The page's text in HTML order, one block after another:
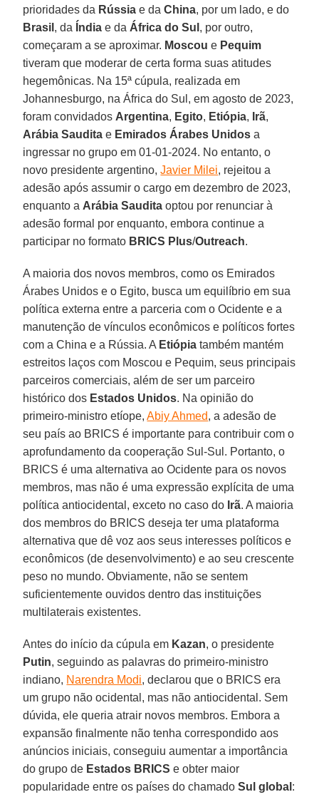
prioridades da Rússia e daChina, por um lado, e do
Brasil , da Índia e da África do Sul , por outro,
começaram a se aproximar. Moscou e Pequim
tiveram que moderar de certa forma suas atitudes
hegemônicas. Na 15ª cúpula, realizada em
Johannesburgo, na África do Sul, em agosto de 2023,
foram convidados Argentina, Egito, Etiópia, Irã,
Arábia Saudita e Emirados Árabes Unidos a
ingressar no grupo em 01-01-2024. No entanto, o
novo presidente argentino,Javier Milei, rejeitou a
adesão após assumir o cargo em dezembro de 2023,
enquanto a Arábia Saudita optou por renunciar à
adesão formal por enquanto, embora continue a
participar no formato BRICS Plus/Outreach.
A maioria dos novos membros, como os Emirados
Árabes Unidos e o Egito, busca um equilíbrio em sua
política externa entre a parceria com o Ocidente e a
manutenção de vínculos econômicos e políticos fortes
com a China e a Rússia. A Etiópia também mantém
estreitos laços com Moscou e Pequim, seus principais
parceiros comerciais, além de ser um parceiro
histórico dos Estados Unidos. Na opinião do
primeiro-ministro etíope,Abiy Ahmed, a adesão de
seu país ao BRICS é importante para contribuir com o
aprofundamento da cooperação Sul-Sul. Portanto, o
BRICS é uma alternativa ao Ocidente para os novos
membros, mas não é uma expressão explícita de uma
política antiocidental, exceto no caso do Irã. A maioria
dos membros do BRICS deseja ter uma plataforma
alternativa que dê voz aos seus interesses políticos e
econômicos (de desenvolvimento) e ao seu crescente
peso no mundo. Obviamente, não se sentem
suficientemente ouvidos dentro das instituições
multilaterais existentes.
Antes do início da cúpula em Kazan, o presidente
Putin, seguindo as palavras do primeiro-ministro
indiano, Narendra Modi, declarou que o BRICS era
um grupo não ocidental, mas não antiocidental. Sem
dúvida, ele queria atrair novos membros. Embora a
expansão finalmente não tenha correspondido aos
anúncios iniciais, conseguiu aumentar a importância
do grupo de Estados BRICS e obter maior
popularidade entre os países do chamadoSul global :